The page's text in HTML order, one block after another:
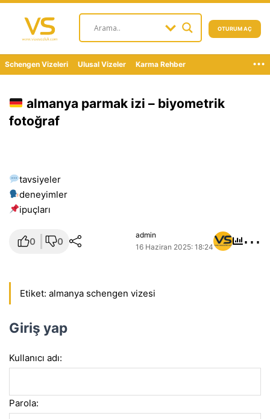
OTURUM AÇ
Schengen Vizeleri Ulusal Vizeler Karma Rehber ...
almanya parmak izi – biyometrik
fotoğraf
tavsiyeler
deneyimler
i̇puçları
0 0
admin
16 Haziran 2025: 18:24
⋯
Etiket: almanya schengen vizesi
Giriş yap
Kullanıcı adı:
Parola: